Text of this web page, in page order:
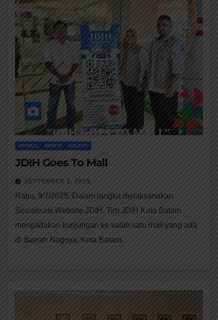
ARTIKEL BERITA GALERY
JDIH Goes To Mall
SEPTEMBER 1, 2025
Rabu, 9/7/2025. Dalam rangka melaksanakan
Sosialisasi Website JDIH, Tim JDIH Kota Batam
mengadakan kunjungan ke salah satu mall yang ada
di daerah Nagoya, Kota Batam.